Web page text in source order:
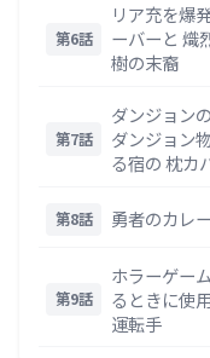
第6話
リア充を爆
ーバーと 熾
樹の末裔
第7話
ダンジョン
ダンジョン
る宿の 枕カ
第8話 勇者のカレ
第9話
ホラーゲー
るときに使
運転手